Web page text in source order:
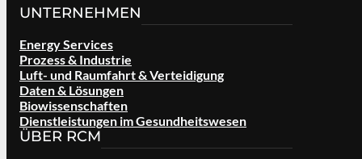
UNTERNEHMEN
Energy Services
Prozess & Industrie
Luft- und Raumfahrt & Verteidigung
Daten & Lösungen
Biowissenschaften
Dienstleistungen im Gesundheitswesen
ÜBER RCM